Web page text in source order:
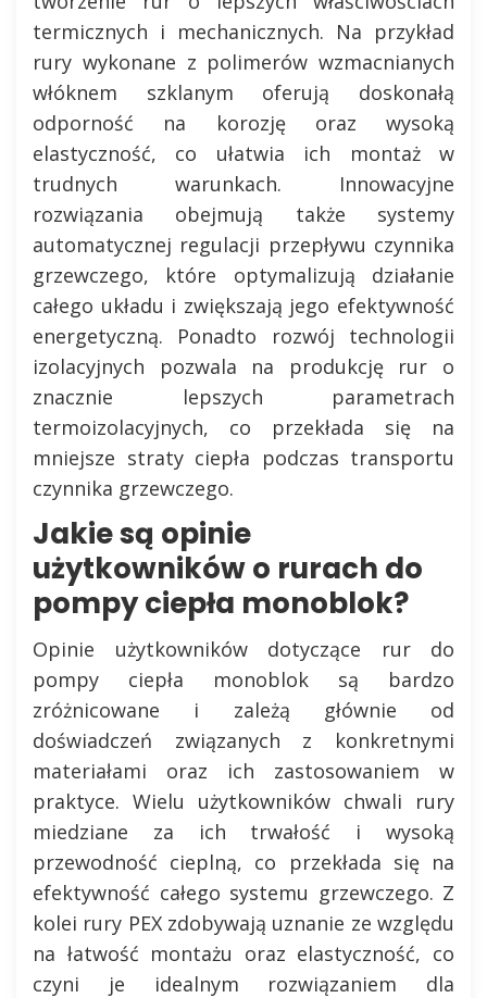
termicznych i mechanicznych. Na przykład
rury wykonane z polimerów wzmacnianych
włóknem szklanym oferują doskonałą
odporność na korozję oraz wysoką
elastyczność, co ułatwia ich montaż w
trudnych warunkach. Innowacyjne
rozwiązania obejmują także systemy
automatycznej regulacji przepływu czynnika
grzewczego, które optymalizują działanie
całego układu i zwiększają jego efektywność
energetyczną. Ponadto rozwój technologii
izolacyjnych pozwala na produkcję rur o
znacznie lepszych parametrach
termoizolacyjnych, co przekłada się na
mniejsze straty ciepła podczas transportu
czynnika grzewczego.
Jakie są opinie
użytkowników o rurach do
pompy ciepła monoblok?
Opinie użytkowników dotyczące rur do
pompy ciepła monoblok są bardzo
zróżnicowane i zależą głównie od
doświadczeń związanych z konkretnymi
materiałami oraz ich zastosowaniem w
praktyce. Wielu użytkowników chwali rury
miedziane za ich trwałość i wysoką
przewodność cieplną, co przekłada się na
efektywność całego systemu grzewczego. Z
kolei rury PEX zdobywają uznanie ze względu
na łatwość montażu oraz elastyczność, co
czyni je idealnym rozwiązaniem dla